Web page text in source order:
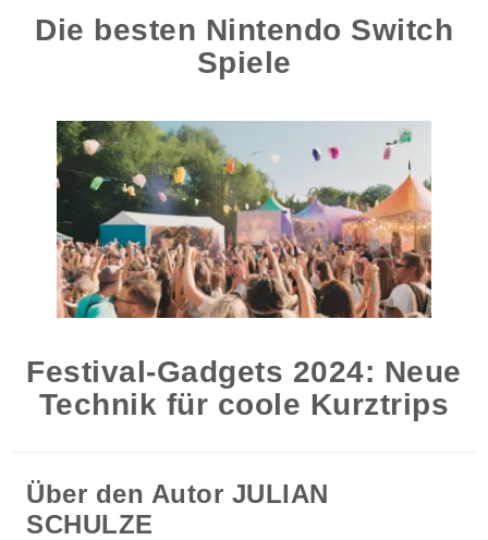
Die besten Nintendo Switch
Spiele
Festival-Gadgets 2024: Neue
Technik für coole Kurztrips
Über den Autor JULIAN
SCHULZE